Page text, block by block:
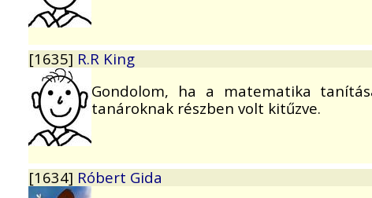
[1635] R.R King
Gondolom, ha a matematika
tanároknak részben volt kitűzve.
[1634] Róbert Gida